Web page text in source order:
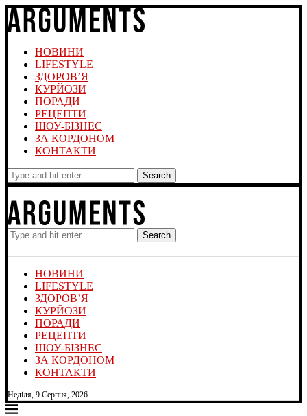
НОВИНИ
LIFESTYLE
ЗДОРОВ’Я
КУРЙОЗИ
ПОРАДИ
РЕЦЕПТИ
ШОУ-БІЗНЕС
ЗА КОРДОНОМ
КОНТАКТИ
Search
Search
НОВИНИ
LIFESTYLE
ЗДОРОВ’Я
КУРЙОЗИ
ПОРАДИ
РЕЦЕПТИ
ШОУ-БІЗНЕС
ЗА КОРДОНОМ
КОНТАКТИ
Неділя, 9 Серпня, 2026